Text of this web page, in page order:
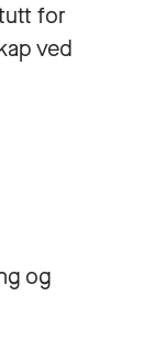
for
ved
og